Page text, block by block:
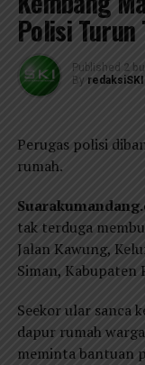
Polisi Turun
Published 2
By redaksiSKI
Perugas polisi
rumah.
tak terduga
Jalan Kawung,
Siman, Kabupaten
Seekor ular sanca
dapur rumah
meminta bantuan